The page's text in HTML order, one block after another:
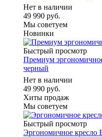
Нет в наличии
49 990 руб.
Мы советуем
Новинки
Быстрый просмотр
Премиум
черный
Нет в наличии
49 990 руб.
Хиты продаж
Мы советуем
Быстрый просмотр
Эргономичное кресло